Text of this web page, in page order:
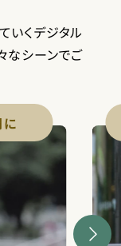
いくデジタル
なシーンでご